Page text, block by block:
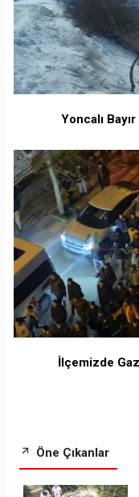
Yoncalı
İlçemizde
Öne Çıkanlar